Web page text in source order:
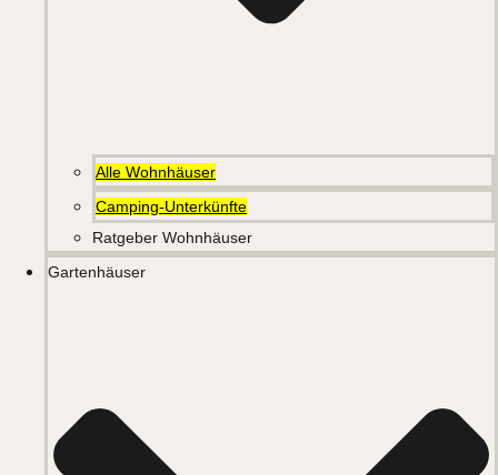
Alle Wohnhäuser
Camping-Unterkünfte
Ratgeber Wohnhäuser
Gartenhäuser